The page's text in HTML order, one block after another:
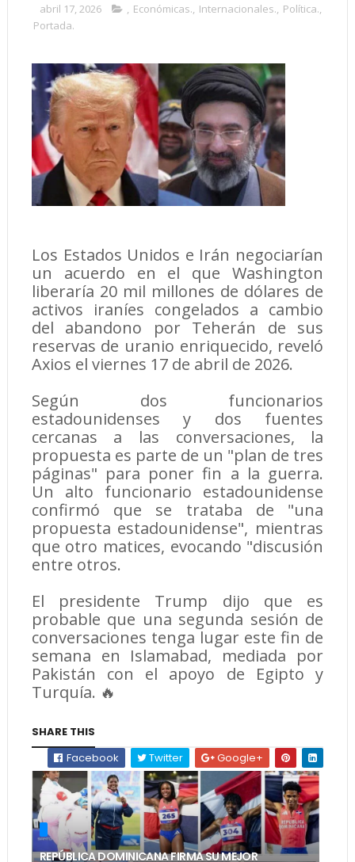
abril 17, 2026 , Económicas., Internacionales., Política.,
Portada.
Los Estados Unidos e Irán negociarían
un acuerdo en el que Washington
liberaría 20 mil millones de dólares de
activos iraníes congelados a cambio
del abandono por Teherán de sus
reservas de uranio enriquecido, reveló
Axios el viernes 17 de abril de 2026.
Según dos funcionarios
estadounidenses y dos fuentes
cercanas a las conversaciones, la
propuesta es parte de un "plan de tres
páginas" para poner fin a la guerra.
Un alto funcionario estadounidense
confirmó que se trataba de "una
propuesta estadounidense", mientras
que otro matices, evocando "discusión
entre otros.
El presidente Trump dijo que es
probable que una segunda sesión de
conversaciones tenga lugar este fin de
semana en Islamabad, mediada por
Pakistán con el apoyo de Egipto y
Turquía. 🔥
SHARE THIS
Facebook
Twitter Google+
REPÚBLICA DOMINICANA FIRMA SU MEJOR